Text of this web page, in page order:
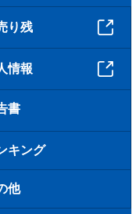
り残
情報
書
キング
他